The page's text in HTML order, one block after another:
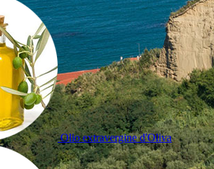
Olio extravergine d'Oliva